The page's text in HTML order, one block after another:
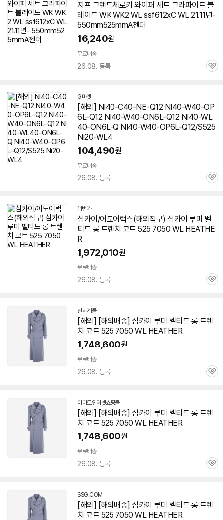
지프 그랜드체로키 와이퍼 세트 그라파이트 블
레이드 WK WK2 WL ssf612xC WL 21.11년-
550mm525mmA젠더
16,240원
무료배송
26.08. 등록
관
G마켓
[해외] NI40-C40-NE-Q12 NI40-W40-OP
6L-Q12 NI40-W40-ON6L-Q12 NI40-WL
40-ON6L-Q NI40-W40-OP6L-Q12/S525
Ni20-WL4
104,490원
무료배송
26.08. 등록
관
11번가
심카이/어도어럭스(해외직구) 심카이 루미 벨
티드 롱 트렌치 코트 525 7050 WL HEATHE
R
1,972,010원
무료배송
26.08. 등록
관
신세계몰
[해외] [해외배송] 심카이 루미 벨티드 롱 트렌
치 코트 525 7050 WL HEATHER
1,748,600원
무료배송
26.08. 등록
관
이마트인터넷쇼핑몰
[해외] [해외배송] 심카이 루미 벨티드 롱 트렌
치 코트 525 7050 WL HEATHER
1,748,600원
무료배송
26.08. 등록
관
SSG.COM
[해외] [해외배송] 심카이 루미 벨티드 롱 트렌
치 코트 525 7050 WL HEATHER
세부정보 열기/접기